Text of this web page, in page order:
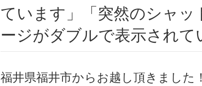
ています」「突然のシャ
ージがダブルで表示されて
福井県福井市からお越し頂きました